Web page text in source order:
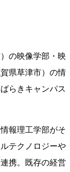
の映像学部・映
県草津市）の情
らきキャンパス
報理工学部がそ
テクノロジーや
携。既存の経営